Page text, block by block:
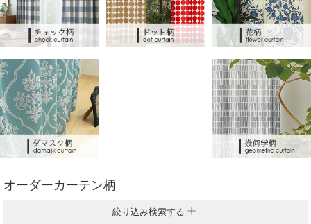
オーダーカーテン柄
絞り込み検索する